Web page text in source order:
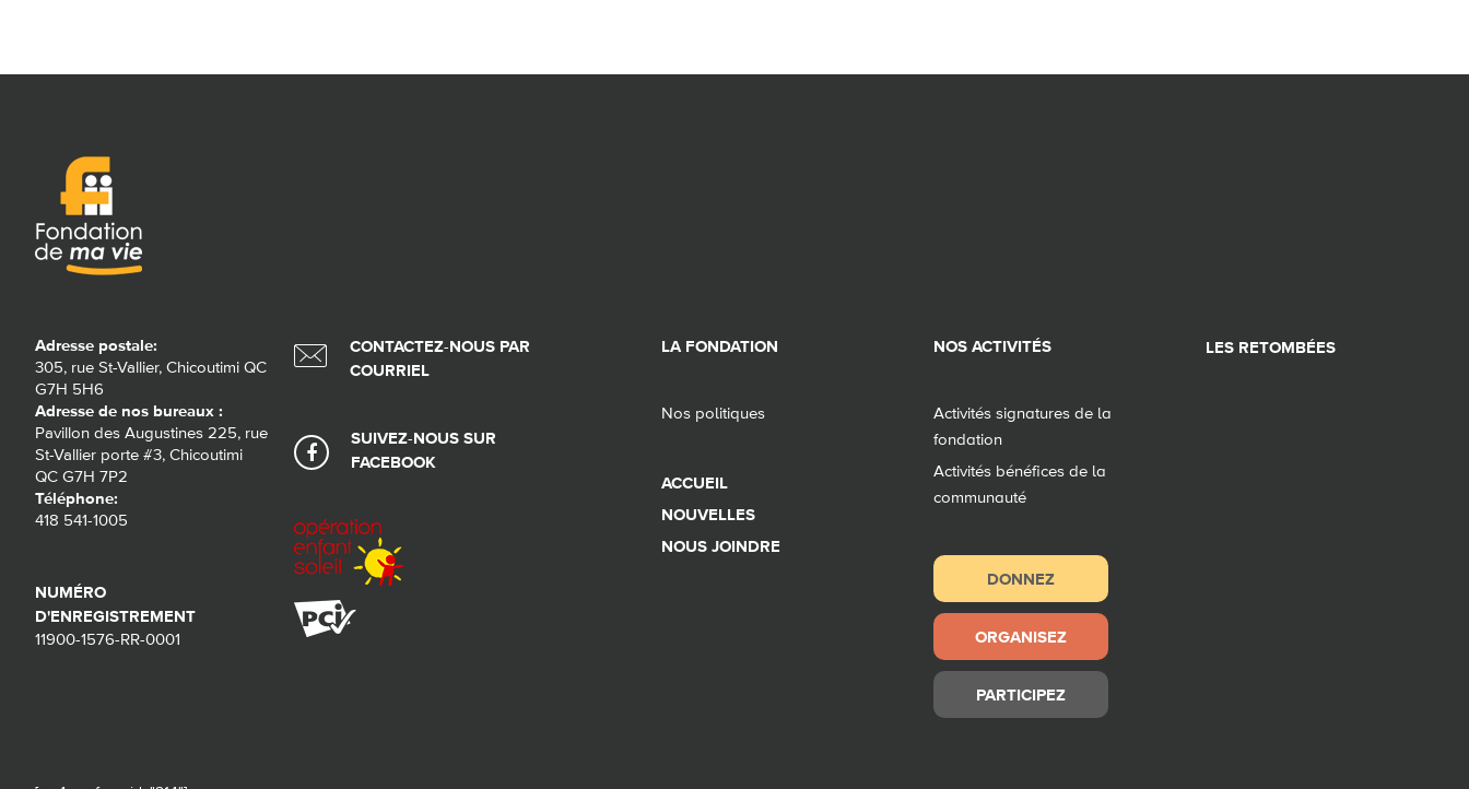
Adresse postale:
305, rue St-Vallier, Chicoutimi QC
G7H 5H6
Adresse de nos bureaux :
Pavillon des Augustines 225, rue
St-Vallier porte #3, Chicoutimi
QC G7H 7P2
Téléphone:
418 541-1005
NUMÉRO
D'ENREGISTREMENT
11900-1576-RR-0001
CONTACTEZ-NOUS PAR
COURRIEL
SUIVEZ-NOUS SUR
FACEBOOK
LA FONDATION
Nos politiques
ACCUEIL
NOUVELLES
NOUS JOINDRE
NOS ACTIVITÉS
Activités signatures de la
fondation
Activités bénéfices de la
communauté
DONNEZ
ORGANISEZ
PARTICIPEZ
LES RETOMBÉES